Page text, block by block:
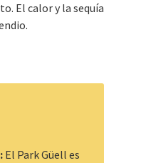
El calor y la sequía
El Park Güell es